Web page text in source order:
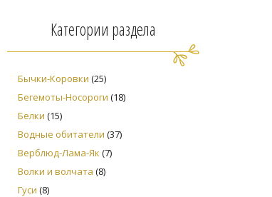
Категории раздела
Бычки-Коровки (25)
Бегемоты-Носороги (18)
Белки (15)
Водные обитатели (37)
Верблюд-Лама-Як (7)
Волки и волчата (8)
Гуси (8)